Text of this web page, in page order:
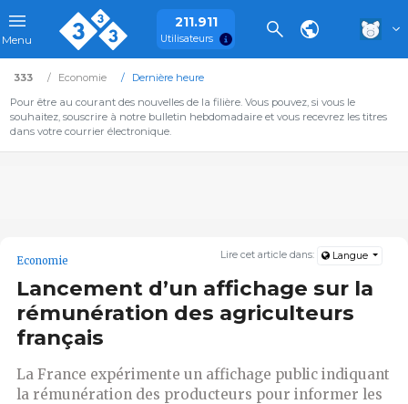
Menu
211.911
Utilisateurs
333 Economie
Dernière heure
Pour être au courant des nouvelles de la filière. Vous pouvez, si vous le
souhaitez, souscrire à notre bulletin hebdomadaire et vous recevrez les titres
dans votre courrier électronique.
Lire cet article dans: Langue
Economie
Lancement d’un affichage sur la
rémunération des agriculteurs
français
La France expérimente un affichage public indiquant
la rémunération des producteurs pour informer les